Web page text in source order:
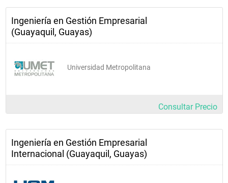
Ingeniería en Gestión Empresarial
(Guayaquil, Guayas)
Universidad Metropolitana
Consultar Precio
Ingeniería en Gestión Empresarial
Internacional (Guayaquil, Guayas)